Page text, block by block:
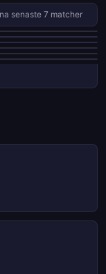
senaste 7 matcher
senaste 7 matcher
den här säsongen
av sina senaste 6
borta
här säsongen